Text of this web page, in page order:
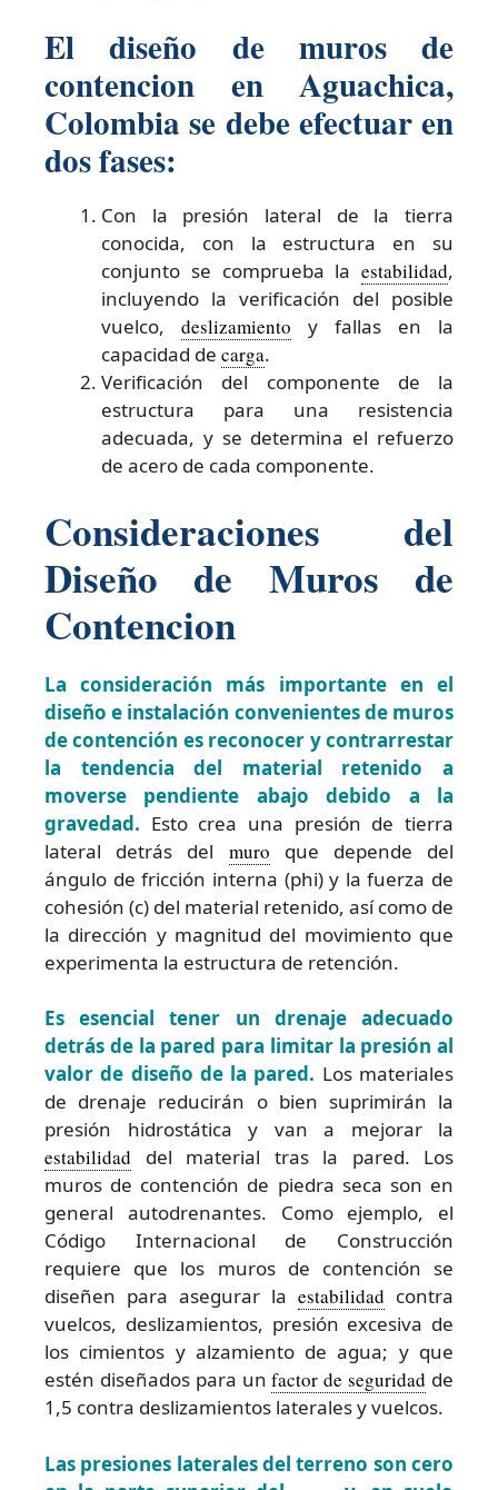
El diseño de muros de
contencion en Aguachica,
Colombia se debe efectuar en
dos fases:
Con la presión lateral de la tierra
conocida, con la estructura en su
conjunto se comprueba la estabilidad,
incluyendo la verificación del posible
vuelco, deslizamiento y fallas en la
capacidad de carga.
Verificación del componente de la
estructura para una resistencia
adecuada, y se determina el refuerzo
de acero de cada componente.
Consideraciones del
Diseño de Muros de
Contencion
La consideración más importante en el
diseño e instalación convenientes de muros
de contención es reconocer y contrarrestar
la tendencia del material retenido a
moverse pendiente abajo debido a la
gravedad. Esto crea una presión de tierra
lateral detrás del muro que depende del
ángulo de fricción interna (phi) y la fuerza de
cohesión (c) del material retenido, así como de
la dirección y magnitud del movimiento que
experimenta la estructura de retención.
Es esencial tener un drenaje adecuado
detrás de la pared para limitar la presión al
valor de diseño de la pared. Los materiales
de drenaje reducirán o bien suprimirán la
presión hidrostática y van a mejorar la
estabilidad del material tras la pared. Los
muros de contención de piedra seca son en
general autodrenantes. Como ejemplo, el
Código Internacional de Construcción
requiere que los muros de contención se
diseñen para asegurar la estabilidad contra
vuelcos, deslizamientos, presión excesiva de
los cimientos y alzamiento de agua; y que
estén diseñados para unfactor de seguridad de
1,5 contra deslizamientos laterales y vuelcos.
Las presiones laterales del terreno son cero